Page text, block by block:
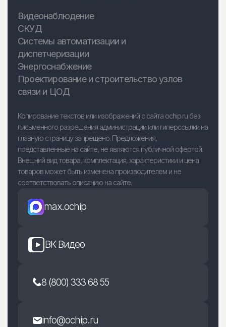
Видеонаблюдение
СКУД
Системы автоматизации и
диспетчеризации
Энергоснабжение
Проектирование и строительство узлов
связи и ЦОД
Копирование текстов или изображений с сайта ochip.ru без
письменного разрешения администрации или гиперссылки на
главную страницу запрещено. Предложения,
представленные на сайте, не являются публичной офертой.
Внешний вид товара, комплектация, характеристики и цена
товаров может быть изменена производителем и не
соответствовать описанию на сайте.
max.ochip
ВК Видео
8 (800) 333 68 55
info@ochip.ru